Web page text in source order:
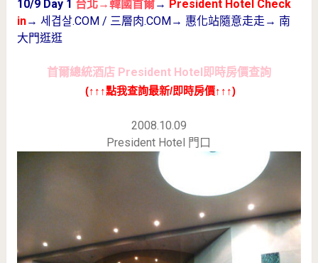
10/9 Day 1 台北→韓國首爾→ President Hotel Check
in→ 세겹살.COM / 三層肉.COM → 惠化站隨意走走→ 南
大門逛逛
首爾總統酒店 President Hotel即時房價查詢
(↑↑↑點我查詢最新/即時房價↑↑↑)
2008.10.09
President Hotel 門口